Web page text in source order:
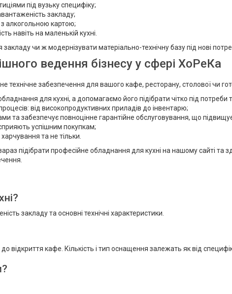
під вузьку специфіку;
закладу;
алкогольною картою;
навіть на маленькій кухні.
чи ж модернізувати матеріально-технічну базу під нові
ведення бізнесу у сфері ХоРеКа
технічне забезпечення для вашого кафе, ресторану, столової чи
для кухні, а допомагаємо його підібрати чітко під потреби
від високопродуктивних приладів до інвентарю;
та забезпечує повноцінне гарантійне обслуговування, що
успішним покупкам;
та не тільки.
підібрати професійне обладнання для кухні на нашому сайті та
закладу та основні технічні характеристики.
відкриття кафе. Кількість і тип оснащення залежать як від